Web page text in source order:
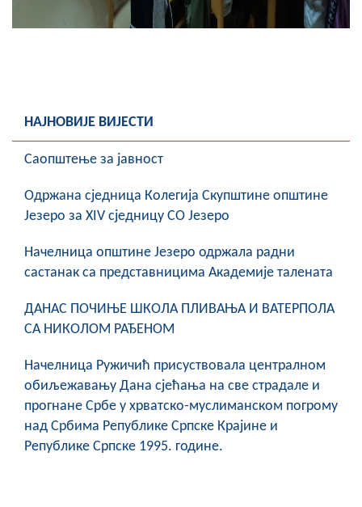
НАЈНОВИЈЕ ВИЈЕСТИ
Саопштење за јавност
Oдржана сједница Колегија Скупштине општине
Језеро за XIV сједницу СО Језеро
Начелница општине Језеро одржала радни
састанак са представницима Академије талената
ДАНАС ПОЧИЊЕ ШКОЛА ПЛИВАЊА И ВАТЕРПОЛА
СА НИКОЛОМ РАЂЕНОМ
Начелница Ружичић присуствовала централном
обиљежавању Дана сјећања на све страдале и
прогнане Србе у хрватско-муслиманском погрому
над Србима Републике Српске Крајине и
Републике Српске 1995. године.